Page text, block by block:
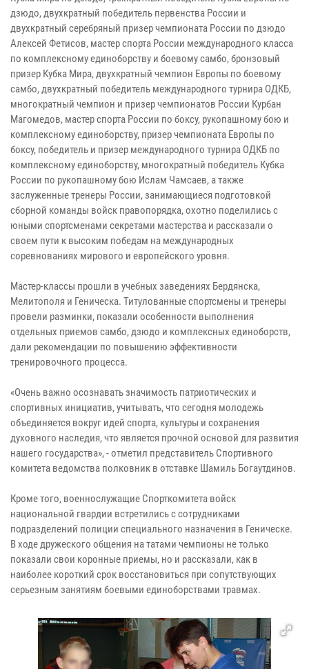
дзюдо, двухкратный победитель первенства России и
двухкратный серебряный призер чемпионата России по дзюдо
Алексей Фетисов, мастер спорта России международного класса
по комплексному единоборству и боевому самбо, бронзовый
призер Кубка Мира, двухкратный чемпион Европы по боевому
самбо, двухкратный победитель международного турнира ОДКБ,
многократный чемпион и призер чемпионатов России Курбан
Магомедов, мастер спорта России по боксу, рукопашному бою и
комплексному единоборству, призер чемпионата Европы по
боксу, победитель и призер международного турнира ОДКБ по
комплексному единоборству, многократный победитель Кубка
России по рукопашному бою Ислам Чамсаев, а также
заслуженные тренеры России, занимающиеся подготовкой
сборной команды войск правопорядка, охотно поделились с
юными спортсменами секретами мастерства и рассказали о
своем пути к высоким победам на международных
соревнованиях мирового и европейского уровня.
Мастер-классы прошли в учебных заведениях Бердянска,
Мелитополя и Геническа. Титулованные спортсмены и тренеры
провели разминки, показали особенности выполнения
отдельных приемов самбо, дзюдо и комплексных единоборств,
дали рекомендации по повышению эффективности
тренировочного процесса.
«Очень важно осознавать значимость патриотических и
спортивных инициатив, учитывать, что сегодня молодежь
объединяется вокруг идей спорта, культуры и сохранения
духовного наследия, что является прочной основой для развития
нашего государства», - отметил представитель Спортивного
комитета ведомства полковник в отставке Шамиль Богаутдинов.
Кроме того, военнослужащие Спорткомитета войск
национальной гвардии встретились с сотрудниками
подразделений полиции специального назначения в Геническе.
В ходе дружеского общения на татами чемпионы не только
показали свои коронные приемы, но и рассказали, как в
наиболее короткий срок восстановиться при сопутствующих
серьезным занятиям боевыми единоборствами травмах.